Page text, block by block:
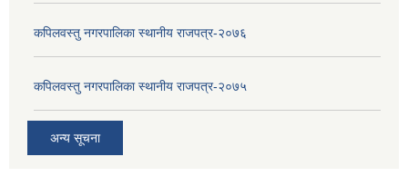
कपिलवस्तु नगरपालिका स्थानीय राजपत्र-२०७६
कपिलवस्तु नगरपालिका स्थानीय राजपत्र-२०७५
अन्य सूचना